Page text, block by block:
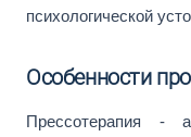
психологической
Особенности
Прессотерапия -